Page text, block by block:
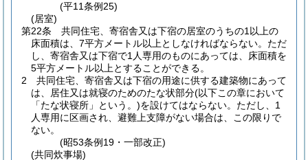
(平11条例25)
(居室)
第22条
共同住宅、寄宿舎又は下宿の居室のうちの1以上の
床面積は、7平方メートル以上としなければならない。 ただ
し、寄宿舎又は下宿で1人専用のものにあっては、床面積を
5平方メートル以上とすることができる。
2
共同住宅、寄宿舎又は下宿の用途に供する建築物にあって
は、居住又は就寝のためのたな状部分(以下この章において
「たな状寝所」という。)を設けてはならない。 ただし、1
人専用に区画され、避難上支障がない場合は、この限りで
ない。
(昭53条例19・一部改正)
(共同炊事場)